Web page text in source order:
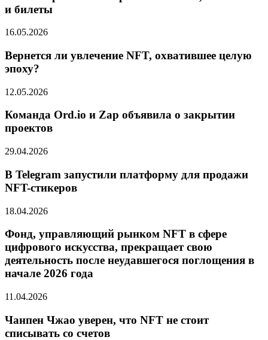
и билеты
16.05.2026
Вернется ли увлечение NFT, охватившее целую
эпоху?
12.05.2026
Команда Ord.io и Zap объявила о закрытии
проектов
29.04.2026
В Telegram запустили платформу для продажи
NFT-стикеров
18.04.2026
Фонд, управляющий рынком NFT в сфере
цифрового искусства, прекращает свою
деятельность после неудавшегося поглощения в
начале 2026 года
11.04.2026
Чанпен Чжао уверен, что NFT не стоит
списывать со счетов